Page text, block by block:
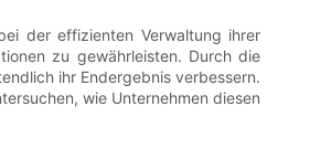
der effizienten Verwaltung ihrer
zu gewährleisten. Durch die
ihr Endergebnis verbessern.
wie Unternehmen diesen